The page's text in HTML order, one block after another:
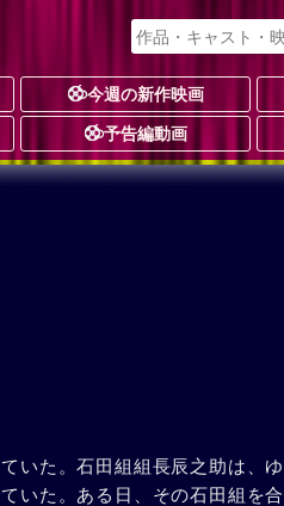
今週の新作映画
予告編動画
いた。石田組組長辰之助は、
いた。ある日、その石田組を